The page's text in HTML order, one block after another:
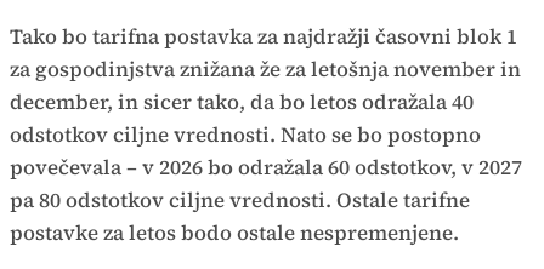
Tako bo tarifna postavka za najdražji časovni blok 1
za gospodinjstva znižana že za letošnja november in
december, in sicer tako, da bo letos odražala 40
odstotkov ciljne vrednosti. Nato se bo postopno
povečevala – v 2026 bo odražala 60 odstotkov, v 2027
pa 80 odstotkov ciljne vrednosti. Ostale tarifne
postavke za letos bodo ostale nespremenjene.